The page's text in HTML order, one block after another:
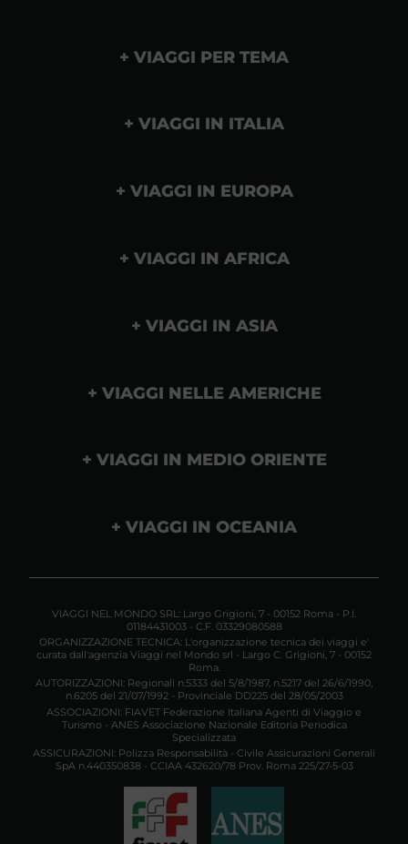
VIAGGI PER TEMA
VIAGGI IN ITALIA
VIAGGI IN EUROPA
VIAGGI IN AFRICA
VIAGGI IN ASIA
VIAGGI NELLE AMERICHE
VIAGGI IN MEDIO ORIENTE
VIAGGI IN OCEANIA
VIAGGI NEL MONDO SRL: Largo Grigioni, 7 - 00152 Roma - P.I.
01184431003 - C.F. 03329080588
ORGANIZZAZIONE TECNICA: L'organizzazione tecnica dei viaggi e'
curata dall'agenzia Viaggi nel Mondo srl - Largo C. Grigioni, 7 - 00152
Roma.
AUTORIZZAZIONI: Regionali n.5333 del 5/8/1987, n.5217 del 26/6/1990,
n.6205 del 21/07/1992 - Provinciale DD225 del 28/05/2003
ASSOCIAZIONI: FIAVET Federazione Italiana Agenti di Viaggio e
Turismo - ANES Associazione Nazionale Editoria Periodica
Specializzata
ASSICURAZIONI: Polizza Responsabilità - Civile Assicurazioni Generali
SpA n.440350838 - CCIAA 432620/78 Prov. Roma 225/27-5-03